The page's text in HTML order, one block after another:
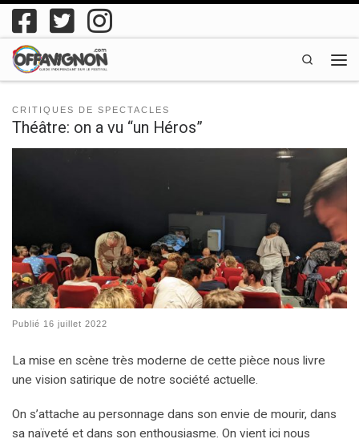
Passer au contenu
Search
CRITIQUES DE SPECTACLES
Théâtre: on a vu “un Héros”
Publié 16 juillet 2022
La mise en scène très moderne de cette pièce nous livre
une vision satirique de notre société actuelle.
On s’attache au personnage dans son envie de mourir, dans
sa naïveté et dans son enthousiasme. On vient ici nous